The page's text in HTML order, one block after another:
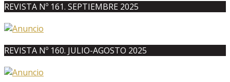
REVISTA Nº 161. SEPTIEMBRE 2025
REVISTA Nº 160. JULIO-AGOSTO 2025